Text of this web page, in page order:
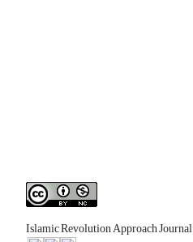
Islamic Revolution Approach Journal